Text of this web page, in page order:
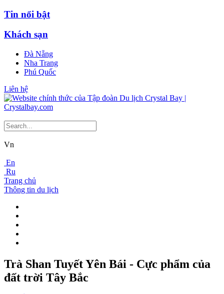
Tin nổi bật
Khách sạn
Đà Nẵng
Nha Trang
Phú Quốc
Liên hệ
Vn
En
Ru
Trang chủ
Thông tin du lịch
Trà Shan Tuyết Yên Bái - Cực phẩm của
đất trời Tây Bắc